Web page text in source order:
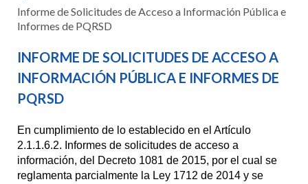
Informe de Solicitudes de Acceso a Información Pública e
Informes de PQRSD
INFORME DE SOLICITUDES DE ACCESO A
INFORMACIÓN PÚBLICA E INFORMES DE
PQRSD
En cumplimiento de lo establecido en el Artículo
2.1.1.6.2. Informes de solicitudes de acceso a
información, del Decreto 1081 de 2015, por el cual se
reglamenta parcialmente la Ley 1712 de 2014 y se